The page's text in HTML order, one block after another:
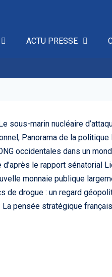
ACTU PRESSE
sous-marin nucléaire
Panorama de la politique
occidentales dans un
le rapport sénatorial
monnaie publique
de drogue : un regard
La pensée stratégique